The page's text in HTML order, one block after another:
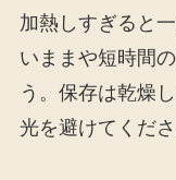
加熱しすぎると
いままや短時間
う。保存は乾燥
光を避けてくださ